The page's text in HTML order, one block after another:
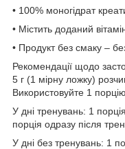
• 100% моногідрат
• Містить доданий
• Продукт без смаку –
Рекомендації щодо
5 г (1 мірну ложку)
Використовуйте 1
У дні тренувань: 1
порція одразу після
У дні без тренувань: 1